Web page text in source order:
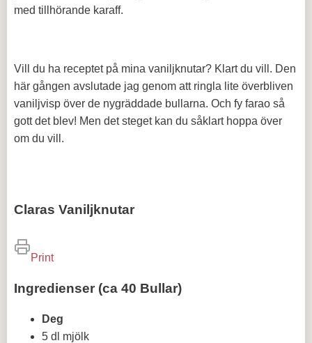
med tillhörande karaff.
Vill du ha receptet på mina vaniljknutar? Klart du vill. Den
här gången avslutade jag genom att ringla lite överbliven
vaniljvisp över de nygräddade bullarna. Och fy farao så
gott det blev! Men det steget kan du såklart hoppa över
om du vill.
Claras Vaniljknutar
Print
Ingredienser (ca 40 Bullar)
Deg
5 dl mjölk